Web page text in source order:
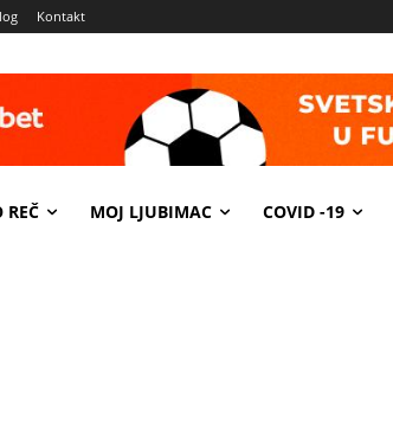
Kontakt
REČ MOJ LJUBIMAC COVID -19